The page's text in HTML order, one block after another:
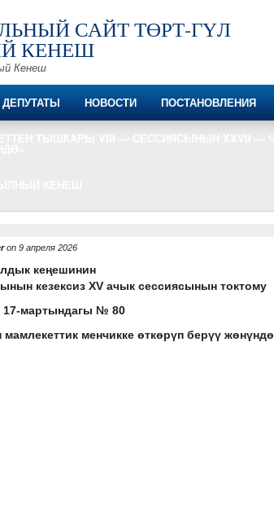
САЙТ ТӨРТ-ГҮЛ
КЕНЕШ
Кенеш
ДЕПУТАТЫ НОВОСТИ ПОСТАНОВЛЕНИЯ
on 9 апреля 2026
кеңешинин
кезексиз ХV ачык сессиясынын токтому
мартындагы № 80
менчикке өткөрүп берүү жөнүндө